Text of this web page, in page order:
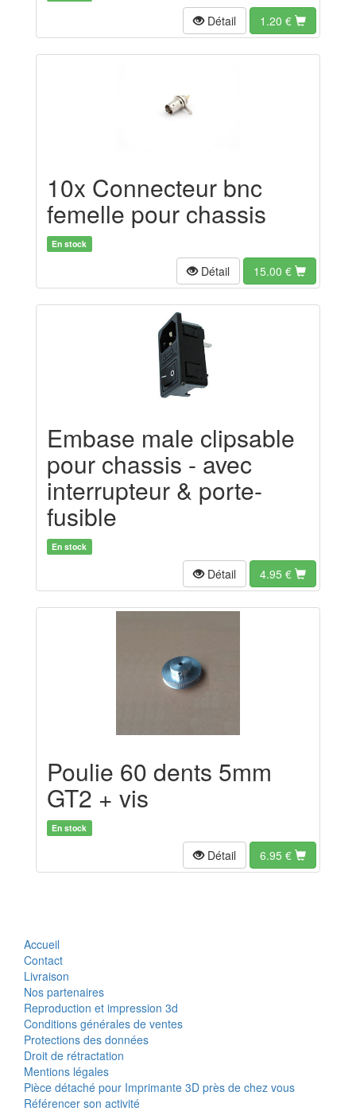
Détail 1.20 €
10x Connecteur bnc
femelle pour chassis
En stock
Détail 15.00 €
Embase male clipsable
pour chassis - avec
interrupteur & porte-
fusible
En stock
Détail 4.95 €
Poulie 60 dents 5mm
GT2 + vis
En stock
Détail 6.95 €
Accueil
Contact
Livraison
Nos partenaires
Reproduction et impression 3d
Conditions générales de ventes
Protections des données
Droit de rétractation
Mentions légales
Pièce détaché pour Imprimante 3D près de chez vous
Référencer son activité